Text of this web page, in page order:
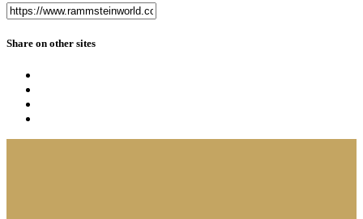
Share on other sites